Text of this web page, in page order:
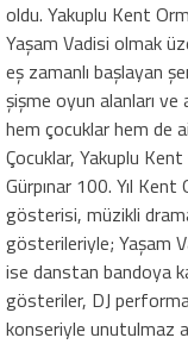
oldu. Yakuplu Kent
Yaşam Vadisi olmak
eş zamanlı başlayan
şişme oyun alanları ve
hem çocuklar hem de
Çocuklar, Yakuplu Kent
Gürpınar 100. Yıl
gösterisi, müzikli
gösterileriyle; Yaşam
ise danstan bandoya
gösteriler, DJ
konseriyle unutulmaz